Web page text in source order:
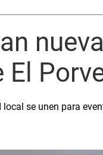
se unen para